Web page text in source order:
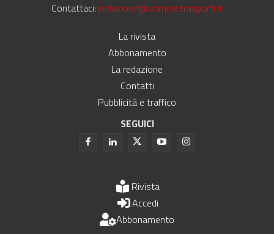
Contattaci: redazione@uominietrasporti.it
La rivista
Abbonamento
La redazione
Contatti
Pubblicità e traffico
SEGUICI
Rivista
Accedi
Abbonamento